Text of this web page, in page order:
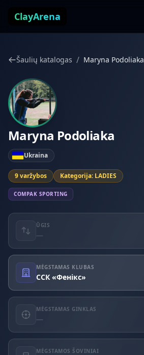
ClayArena
Šaulių katalogas / Maryna Podoliaka
Maryna Podoliaka
Ukraina
9 varžybos Kategorija: LADIES
COMPAK SPORTING
ŪGIS
—
MĖGSTAMAS KLUBAS
ССК «Фенікс»
MĖGSTAMAS GINKLAS
—
MĖGSTAMOS ŠOVINIAI